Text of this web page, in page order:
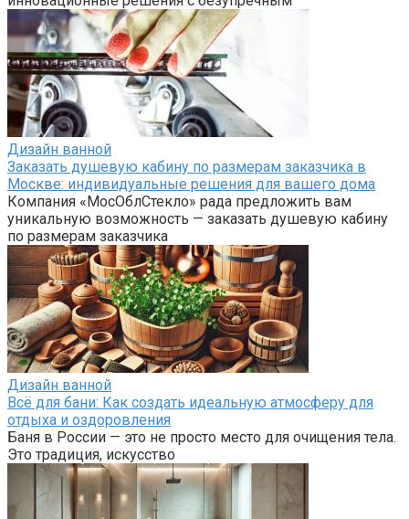
Дизайн ванной
Заказать душевую кабину по размерам заказчика в
Москве: индивидуальные решения для вашего дома
Компания «МосОблСтекло» рада предложить вам
уникальную возможность — заказать душевую кабину
по размерам заказчика
Дизайн ванной
Всё для бани: Как создать идеальную атмосферу для
отдыха и оздоровления
Баня в России — это не просто место для очищения тела.
Это традиция, искусство